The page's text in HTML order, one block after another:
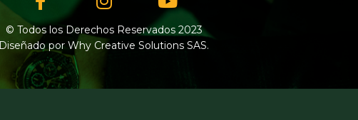
f
© Todos los Derechos Reservados 2023
Diseñado por Why Creative Solutions SAS.